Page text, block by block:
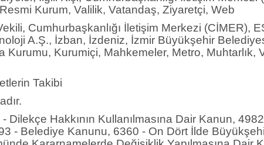
Kurum, Valilik, Vatandaş, Ziyaretçi, Web
Cumhurbaşkanlığı İletişim Merkezi (CİMER),
A.Ş., İzban, İzdeniz, İzmir Büyükşehir
Kurumu, Kurumiçi, Mahkemeler, Metro, Muhtarlık,
Takibi
Hakkının Kullanılmasına Dair Kanun,
- Belediye Kanunu, 6360 - On Dört İlde